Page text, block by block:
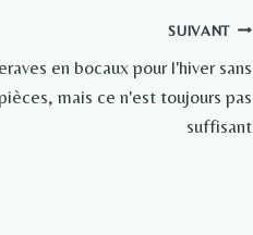
SUIVANT
en bocaux pour l'hiver sans
mais ce n'est toujours pas
suffisant